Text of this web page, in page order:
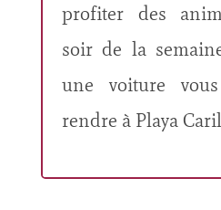
profiter des
soir de la
une voiture
rendre à Playa